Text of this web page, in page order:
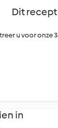
Dit
u voor
in